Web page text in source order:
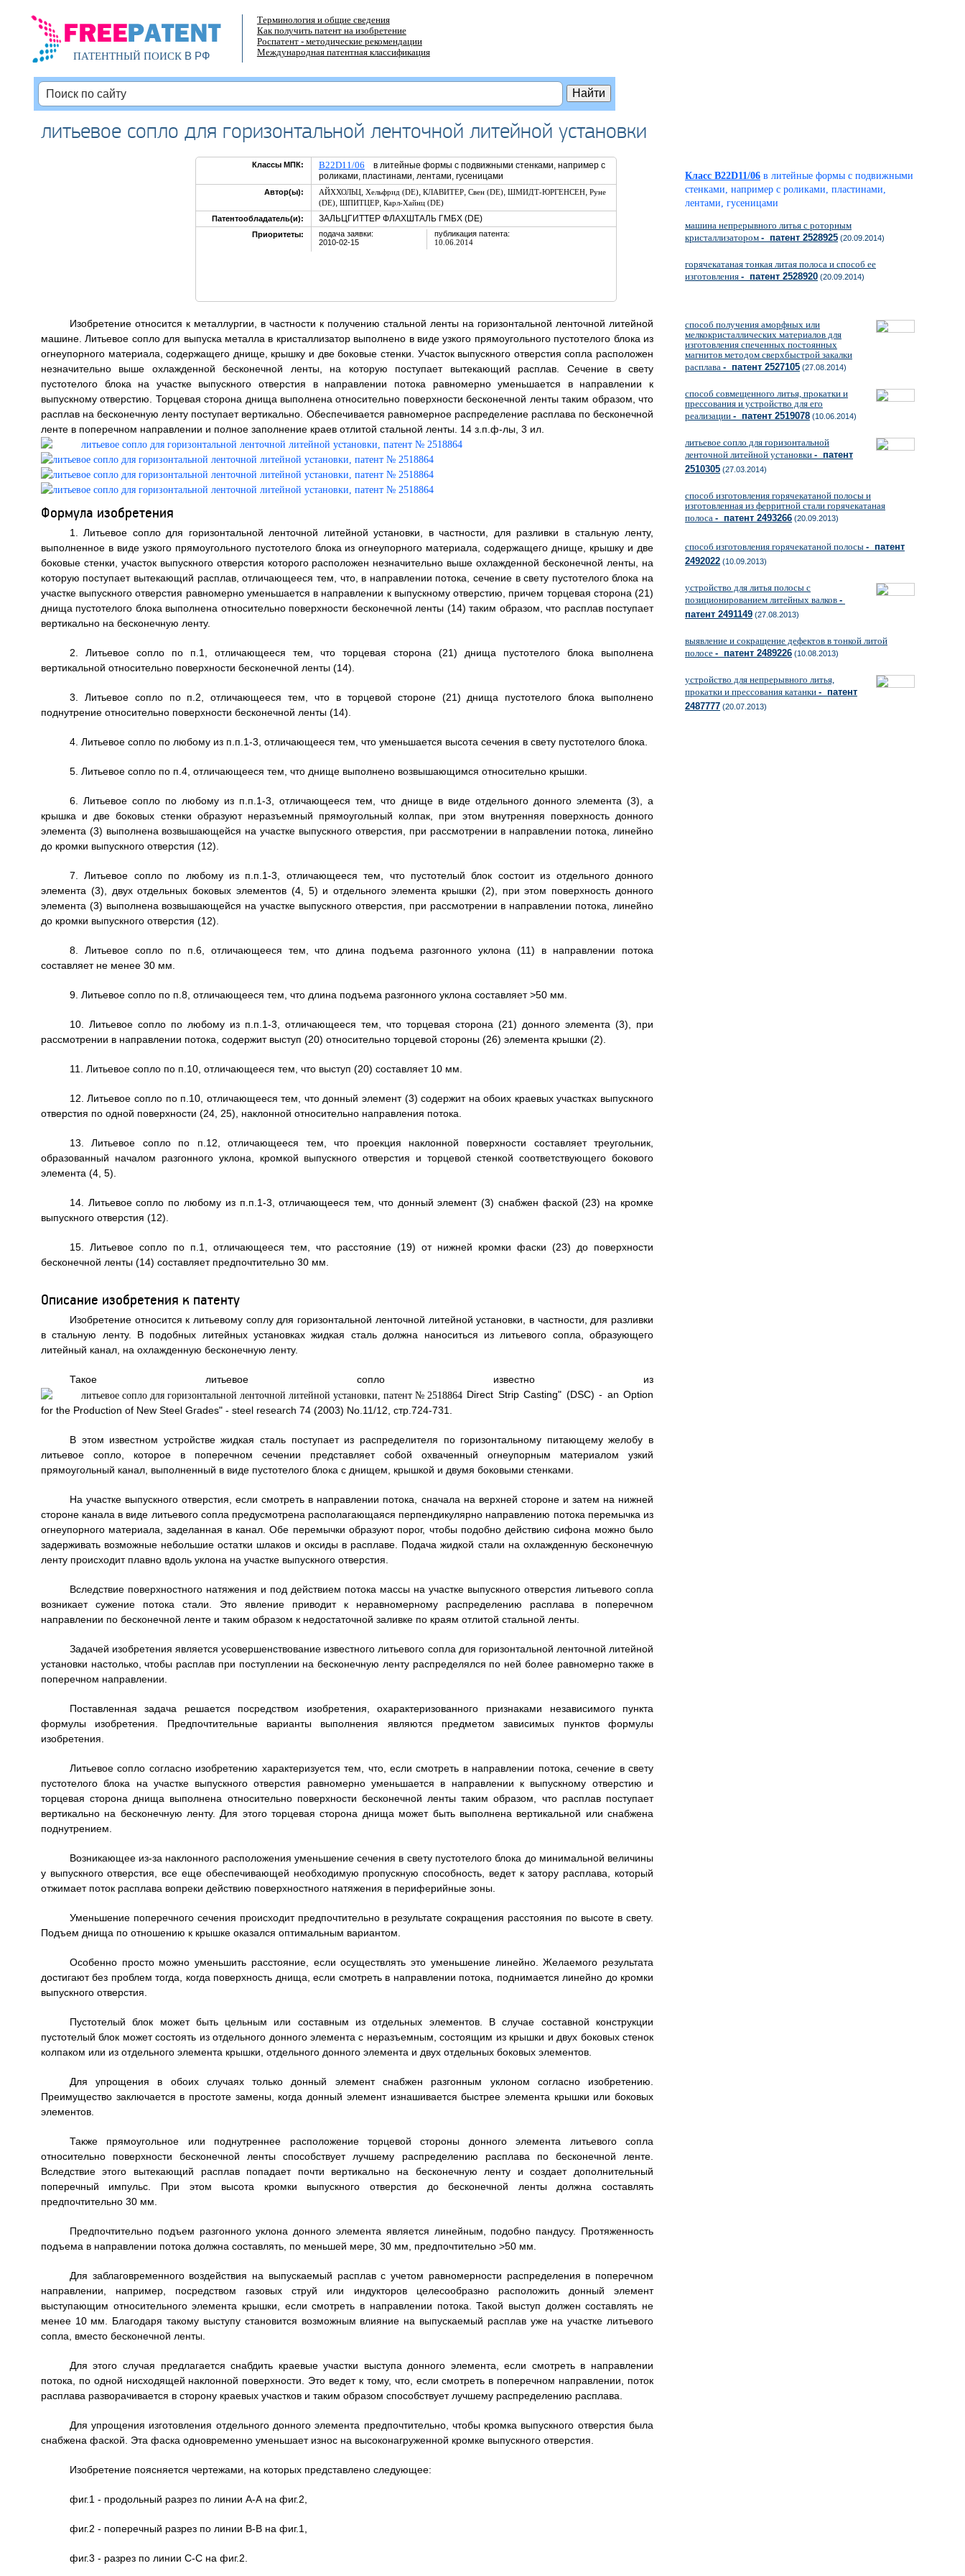
ПАТЕНТНЫЙ ПОИСКВ РФ
Терминология и общие сведения
Как получить патент на изобретение
Роспатент - методические рекомендации
Международная патентная классификация
литьевое сопло для горизонтальной ленточной литейной установки
Классы МПК: B22D11/06 в литейные формы с подвижными стенками, например с
роликами, пластинами, лентами, гусеницами
Автор(ы): АЙХХОЛЬЦ, Хельфрид (DE), КЛАВИТЕР, Свен (DE), ШМИДТ-ЮРГЕНСЕН, Руне
(DE), ШПИТЦЕР, Карл-Хайнц (DE)
Патентообладатель(и):
ЗАЛЬЦГИТТЕР ФЛАХШТАЛЬ ГМБХ (DE)
Приоритеты:
подача заявки:
2010-02-15
публикация патента:
10.06.2014
Изобретение относится к металлургии, в частности к получению стальной ленты на горизонтальной ленточной литейной
машине. Литьевое сопло для выпуска металла в кристаллизатор выполнено в виде узкого прямоугольного пустотелого блока из
огнеупорного материала, содержащего днище, крышку и две боковые стенки. Участок выпускного отверстия сопла расположен
незначительно выше охлажденной бесконечной ленты, на которую поступает вытекающий расплав. Сечение в свету
пустотелого блока на участке выпускного отверстия в направлении потока равномерно уменьшается в направлении к
выпускному отверстию. Торцевая сторона днища выполнена относительно поверхности бесконечной ленты таким образом, что
расплав на бесконечную ленту поступает вертикально. Обеспечивается равномерное распределение расплава по бесконечной
ленте в поперечном направлении и полное заполнение краев отлитой стальной ленты. 14 з.п.ф-лы, 3 ил.
Формула изобретения
1. Литьевое сопло для горизонтальной ленточной литейной установки, в частности, для разливки в стальную ленту,
выполненное в виде узкого прямоугольного пустотелого блока из огнеупорного материала, содержащего днище, крышку и две
боковые стенки, участок выпускного отверстия которого расположен незначительно выше охлажденной бесконечной ленты, на
которую поступает вытекающий расплав, отличающееся тем, что, в направлении потока, сечение в свету пустотелого блока на
участке выпускного отверстия равномерно уменьшается в направлении к выпускному отверстию, причем торцевая сторона (21)
днища пустотелого блока выполнена относительно поверхности бесконечной ленты (14) таким образом, что расплав поступает
вертикально на бесконечную ленту.
2. Литьевое сопло по п.1, отличающееся тем, что торцевая сторона (21) днища пустотелого блока выполнена
вертикальной относительно поверхности бесконечной ленты (14).
3. Литьевое сопло по п.2, отличающееся тем, что в торцевой стороне (21) днища пустотелого блока выполнено
поднутрение относительно поверхности бесконечной ленты (14).
4. Литьевое сопло по любому из п.п.1-3, отличающееся тем, что уменьшается высота сечения в свету пустотелого блока.
5. Литьевое сопло по п.4, отличающееся тем, что днище выполнено возвышающимся относительно крышки.
6. Литьевое сопло по любому из п.п.1-3, отличающееся тем, что днище в виде отдельного донного элемента (3), а
крышка и две боковых стенки образуют неразъемный прямоугольный колпак, при этом внутренняя поверхность донного
элемента (3) выполнена возвышающейся на участке выпускного отверстия, при рассмотрении в направлении потока, линейно
до кромки выпускного отверстия (12).
7. Литьевое сопло по любому из п.п.1-3, отличающееся тем, что пустотелый блок состоит из отдельного донного
элемента (3), двух отдельных боковых элементов (4, 5) и отдельного элемента крышки (2), при этом поверхность донного
элемента (3) выполнена возвышающейся на участке выпускного отверстия, при рассмотрении в направлении потока, линейно
до кромки выпускного отверстия (12).
8. Литьевое сопло по п.6, отличающееся тем, что длина подъема разгонного уклона (11) в направлении потока
составляет не менее 30 мм.
9. Литьевое сопло по п.8, отличающееся тем, что длина подъема разгонного уклона составляет >50 мм.
10. Литьевое сопло по любому из п.п.1-3, отличающееся тем, что торцевая сторона (21) донного элемента (3), при
рассмотрении в направлении потока, содержит выступ (20) относительно торцевой стороны (26) элемента крышки (2).
11. Литьевое сопло по п.10, отличающееся тем, что выступ (20) составляет 10 мм.
12. Литьевое сопло по п.10, отличающееся тем, что донный элемент (3) содержит на обоих краевых участках выпускного
отверстия по одной поверхности (24, 25), наклонной относительно направления потока.
13. Литьевое сопло по п.12, отличающееся тем, что проекция наклонной поверхности составляет треугольник,
образованный началом разгонного уклона, кромкой выпускного отверстия и торцевой стенкой соответствующего бокового
элемента (4, 5).
14. Литьевое сопло по любому из п.п.1-3, отличающееся тем, что донный элемент (3) снабжен фаской (23) на кромке
выпускного отверстия (12).
15. Литьевое сопло по п.1, отличающееся тем, что расстояние (19) от нижней кромки фаски (23) до поверхности
бесконечной ленты (14) составляет предпочтительно 30 мм.
Описание изобретения к патенту
Изобретение относится к литьевому соплу для горизонтальной ленточной литейной установки, в частности, для разливки
в стальную ленту. В подобных литейных установках жидкая сталь должна наноситься из литьевого сопла, образующего
литейный канал, на охлажденную бесконечную ленту.
Такое литьевое сопло известно из
Direct Strip Casting" (DSC) - an Option
for the Production of New Steel Grades" - steel research 74 (2003) No.11/12, стр.724-731.
В этом известном устройстве жидкая сталь поступает из распределителя по горизонтальному питающему желобу в
литьевое сопло, которое в поперечном сечении представляет собой охваченный огнеупорным материалом узкий
прямоугольный канал, выполненный в виде пустотелого блока с днищем, крышкой и двумя боковыми стенками.
На участке выпускного отверстия, если смотреть в направлении потока, сначала на верхней стороне и затем на нижней
стороне канала в виде литьевого сопла предусмотрена располагающаяся перпендикулярно направлению потока перемычка из
огнеупорного материала, заделанная в канал. Обе перемычки образуют порог, чтобы подобно действию сифона можно было
задерживать возможные небольшие остатки шлаков и оксиды в расплаве. Подача жидкой стали на охлажденную бесконечную
ленту происходит плавно вдоль уклона на участке выпускного отверстия.
Вследствие поверхностного натяжения и под действием потока массы на участке выпускного отверстия литьевого сопла
возникает сужение потока стали. Это явление приводит к неравномерному распределению расплава в поперечном
направлении по бесконечной ленте и таким образом к недостаточной заливке по краям отлитой стальной ленты.
Задачей изобретения является усовершенствование известного литьевого сопла для горизонтальной ленточной литейной
установки настолько, чтобы расплав при поступлении на бесконечную ленту распределялся по ней более равномерно также в
поперечном направлении.
Поставленная задача решается посредством изобретения, охарактеризованного признаками независимого пункта
формулы изобретения. Предпочтительные варианты выполнения являются предметом зависимых пунктов формулы
изобретения.
Литьевое сопло согласно изобретению характеризуется тем, что, если смотреть в направлении потока, сечение в свету
пустотелого блока на участке выпускного отверстия равномерно уменьшается в направлении к выпускному отверстию и
торцевая сторона днища выполнена относительно поверхности бесконечной ленты таким образом, что расплав поступает
вертикально на бесконечную ленту. Для этого торцевая сторона днища может быть выполнена вертикальной или снабжена
поднутрением.
Возникающее из-за наклонного расположения уменьшение сечения в свету пустотелого блока до минимальной величины
у выпускного отверстия, все еще обеспечивающей необходимую пропускную способность, ведет к затору расплава, который
отжимает поток расплава вопреки действию поверхностного натяжения в периферийные зоны.
Уменьшение поперечного сечения происходит предпочтительно в результате сокращения расстояния по высоте в свету.
Подъем днища по отношению к крышке оказался оптимальным вариантом.
Особенно просто можно уменьшить расстояние, если осуществлять это уменьшение линейно. Желаемого результата
достигают без проблем тогда, когда поверхность днища, если смотреть в направлении потока, поднимается линейно до кромки
выпускного отверстия.
Пустотелый блок может быть цельным или составным из отдельных элементов. В случае составной конструкции
пустотелый блок может состоять из отдельного донного элемента с неразъемным, состоящим из крышки и двух боковых стенок
колпаком или из отдельного элемента крышки, отдельного донного элемента и двух отдельных боковых элементов.
Для упрощения в обоих случаях только донный элемент снабжен разгонным уклоном согласно изобретению.
Преимущество заключается в простоте замены, когда донный элемент изнашивается быстрее элемента крышки или боковых
элементов.
Также прямоугольное или поднутреннее расположение торцевой стороны донного элемента литьевого сопла
относительно поверхности бесконечной ленты способствует лучшему распределению расплава по бесконечной ленте.
Вследствие этого вытекающий расплав попадает почти вертикально на бесконечную ленту и создает дополнительный
поперечный импульс. При этом высота кромки выпускного отверстия до бесконечной ленты должна составлять
предпочтительно 30 мм.
Предпочтительно подъем разгонного уклона донного элемента является линейным, подобно пандусу. Протяженность
подъема в направлении потока должна составлять, по меньшей мере, 30 мм, предпочтительно >50 мм.
Для заблаговременного воздействия на выпускаемый расплав с учетом равномерности распределения в поперечном
направлении, например, посредством газовых струй или индукторов целесообразно расположить донный элемент
выступающим относительного элемента крышки, если смотреть в направлении потока. Такой выступ должен составлять не
менее 10 мм. Благодаря такому выступу становится возможным влияние на выпускаемый расплав уже на участке литьевого
сопла, вместо бесконечной ленты.
Для этого случая предлагается снабдить краевые участки выступа донного элемента, если смотреть в направлении
потока, по одной нисходящей наклонной поверхности. Это ведет к тому, что, если смотреть в поперечном направлении, поток
расплава разворачивается в сторону краевых участков и таким образом способствует лучшему распределению расплава.
Для упрощения изготовления отдельного донного элемента предпочтительно, чтобы кромка выпускного отверстия была
снабжена фаской. Эта фаска одновременно уменьшает износ на высоконагруженной кромке выпускного отверстия.
Изобретение поясняется чертежами, на которых представлено следующее:
фиг.1 - продольный разрез по линии А-А на фиг.2,
фиг.2 - поперечный разрез по линии В-В на фиг.1,
фиг.3 - разрез по линии С-С на фиг.2.
Класс B22D11/06 в литейные формы с подвижными
стенками, например с роликами, пластинами,
лентами, гусеницами
машина непрерывного литья с роторным
кристаллизатором - патент 2528925 (20.09.2014)
горячекатаная тонкая литая полоса и способ ее
изготовления - патент 2528920 (20.09.2014)
способ получения аморфных или
мелкокристаллических материалов для
изготовления спеченных постоянных
магнитов методом сверхбыстрой закалки
расплава - патент 2527105 (27.08.2014)
способ совмещенного литья, прокатки и
прессования и устройство для его
реализации - патент 2519078 (10.06.2014)
литьевое сопло для горизонтальной
ленточной литейной установки - патент
2510305 (27.03.2014)
способ изготовления горячекатаной полосы и
изготовленная из ферритной стали горячекатаная
полоса - патент 2493266 (20.09.2013)
способ изготовления горячекатаной полосы - патент
2492022 (10.09.2013)
устройство для литья полосы с
позиционированием литейных валков -
патент 2491149 (27.08.2013)
выявление и сокращение дефектов в тонкой литой
полосе - патент 2489226 (10.08.2013)
устройство для непрерывного литья,
прокатки и прессования катанки - патент
2487777 (20.07.2013)